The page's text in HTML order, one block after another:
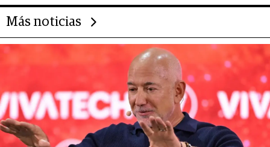
Más noticias